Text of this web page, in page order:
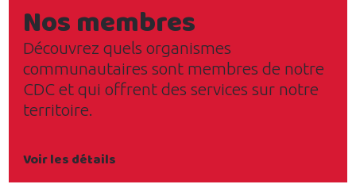
Nos membres
Découvrez quels organismes
communautaires sont membres de notre
CDC et qui offrent des services sur notre
territoire.
Voir les détails